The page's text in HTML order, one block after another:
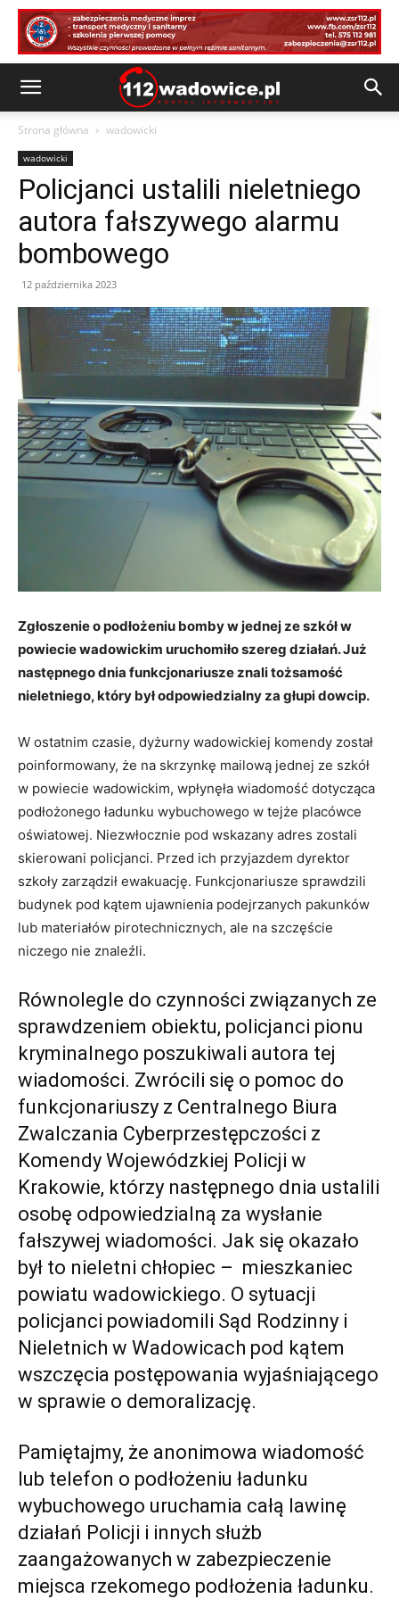
Strona główna wadowicki
wadowicki
Policjanci ustalili nieletniego
autora fałszywego alarmu
bombowego
12 października 2023
Zgłoszenie o podłożeniu bomby w jednej ze szkół w
powiecie wadowickim uruchomiło szereg działań. Już
następnego dnia funkcjonariusze znali tożsamość
nieletniego, który był odpowiedzialny za głupi dowcip.
W ostatnim czasie, dyżurny wadowickiej komendy został
poinformowany, że na skrzynkę mailową jednej ze szkół
w powiecie wadowickim, wpłynęła wiadomość dotycząca
podłożonego ładunku wybuchowego w tejże placówce
oświatowej. Niezwłocznie pod wskazany adres zostali
skierowani policjanci. Przed ich przyjazdem dyrektor
szkoły zarządził ewakuację. Funkcjonariusze sprawdzili
budynek pod kątem ujawnienia podejrzanych pakunków
lub materiałów pirotechnicznych, ale na szczęście
niczego nie znaleźli.
Równolegle do czynności związanych ze
sprawdzeniem obiektu, policjanci pionu
kryminalnego poszukiwali autora tej
wiadomości. Zwrócili się o pomoc do
funkcjonariuszy z Centralnego Biura
Zwalczania Cyberprzestępczości z
Komendy Wojewódzkiej Policji w
Krakowie, którzy następnego dnia ustalili
osobę odpowiedzialną za wysłanie
fałszywej wiadomości. Jak się okazało
był to nieletni chłopiec – mieszkaniec
powiatu wadowickiego. O sytuacji
policjanci powiadomili Sąd Rodzinny i
Nieletnich w Wadowicach pod kątem
wszczęcia postępowania wyjaśniającego
w sprawie o demoralizację.
Pamiętajmy, że anonimowa wiadomość
lub telefon o podłożeniu ładunku
wybuchowego uruchamia całą lawinę
działań Policji i innych służb
zaangażowanych w zabezpieczenie
miejsca rzekomego podłożenia ładunku.